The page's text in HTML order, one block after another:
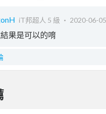
iT邦超人 5 級 ‧ 2020-06-
果是可以的唷